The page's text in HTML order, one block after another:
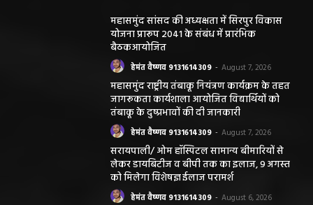
महासमुंद सांसद की अध्यक्षता में सिरपुर विकास
योजना प्रारूप 2041 के संबंध में प्रारंभिक
बैठकआयोजित
हेमंत वैष्णव 9131614309 - August 7, 2026
महासमुंद राष्ट्रीय तंबाकू नियंत्रण कार्यक्रम के तहत
जागरूकता कार्यशाला आयोजित विद्यार्थियों को
तंबाकू के दुष्प्रभावों की दी जानकारी
हेमंत वैष्णव 9131614309 - August 7, 2026
सरायपाली/ ओम हॉस्पिटल सामान्य बीमारियों से
लेकर डायबिटीज व बीपी तक का इलाज, 9 अगस्त
को मिलेगा विशेषज्ञ ईलाज परामर्श
हेमंत वैष्णव 9131614309 - August 6, 2026